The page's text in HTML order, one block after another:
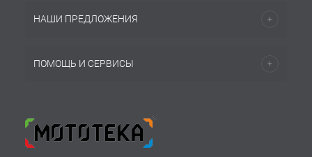
НАШИ ПРЕДЛОЖЕНИЯ
ПОМОЩЬ И СЕРВИСЫ